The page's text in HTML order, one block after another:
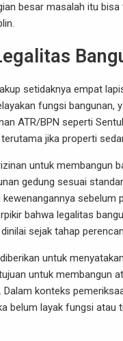
besar masalah itu
setidaknya empat
fungsi
ATR/BPN seperti
jika properti
untuk membangun
gedung sesuai
bahwa legalitas
sejak tahap
untuk
untuk membangun
konteks
belum layak fungsi atau